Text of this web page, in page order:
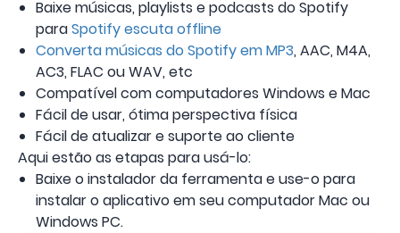
Baixe músicas, playlists e podcasts do Spotify
paraSpotify escuta offline
Converta músicas do Spotify em MP3, AAC, M4A,
AC3, FLAC ou WAV, etc
Compatível com computadores Windows e Mac
Fácil de usar, ótima perspectiva física
Fácil de atualizar e suporte ao cliente
Aqui estão as etapas para usá-lo:
Baixe o instalador da ferramenta e use-o para
instalar o aplicativo em seu computador Mac ou
Windows PC.